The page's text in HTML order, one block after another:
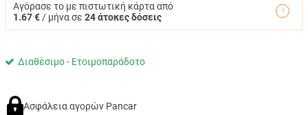
Αγόρασε το με πιστωτική κάρτα από
1.67 € / μήνα σε 24 άτοκες δόσεις
Διαθέσιμο - Ετοιμοπαράδοτο
Ασφάλεια αγορών Pancar